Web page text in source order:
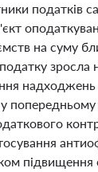
податків
на суму
зросла
у
підвищення